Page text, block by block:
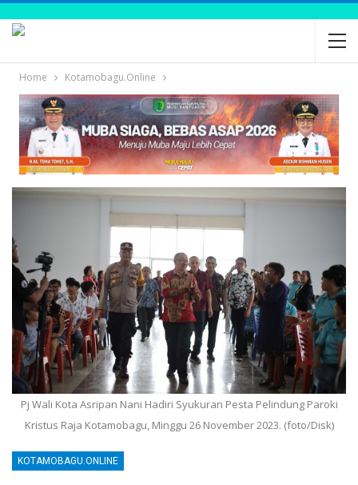
Home Kotamobagu.Online
Pj Wali Kota Asripan Nani Hadiri Syukuran Pesta Pelindung Paroki
Kristus Raja Kotamobagu, Minggu 26 November 2023. (foto/Disk)
KOTAMOBAGU.ONLINE